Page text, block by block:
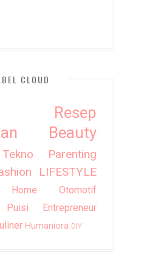
CLOUD
Resep
Beauty
Tekno
Parenting
LIFESTYLE
Home
Otomotif
Puisi
Entrepreneur
Humaniora DIY